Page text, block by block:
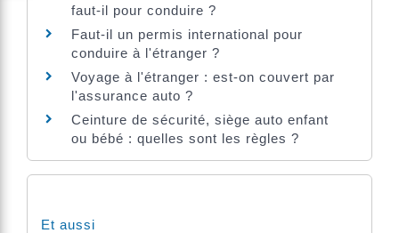
faut-il pour conduire ?
Faut-il un permis international pour
conduire à l'étranger ?
Voyage à l'étranger : est-on couvert par
l'assurance auto ?
Ceinture de sécurité, siège auto enfant
ou bébé : quelles sont les règles ?
Et aussi